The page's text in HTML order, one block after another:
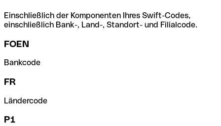
Einschließlich der Komponenten Ihres Swift-Codes,
einschließlich Bank-, Land-, Standort- und Filialcode.
FOEN
Bankcode
FR
Ländercode
P1